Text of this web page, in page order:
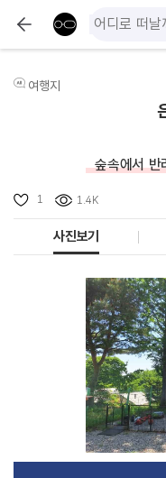
여행지
숲속에서 반
1 1.4K
사진보기